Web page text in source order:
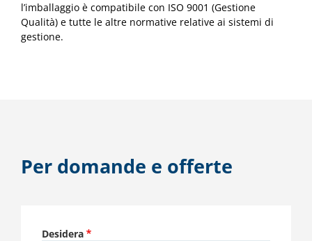
l’imballaggio è compatibile con ISO 9001 (Gestione
Qualità) e tutte le altre normative relative ai sistemi di
gestione.
Per domande e offerte
Desidera